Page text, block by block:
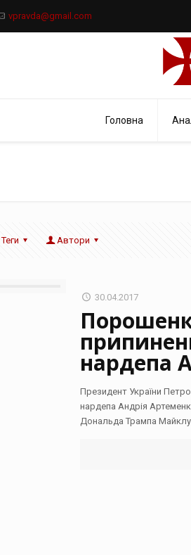
vpravda@gmail.com
Головна
Теги Автори
30.04.2017
нардепа
Президент України
нардепа Андрія
Дональда Трампа Майклу